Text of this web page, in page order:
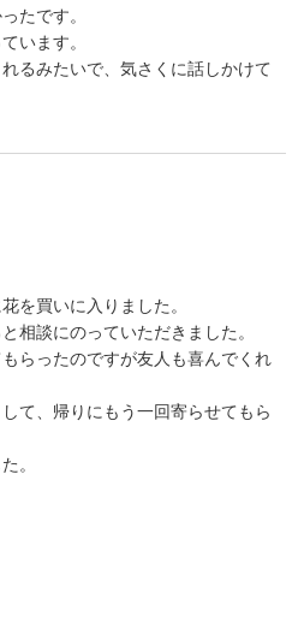
たです。
います。
るみたいで、気さくに話しかけて
を買いに入りました。
相談にのっていただきました。
らったのですが友人も喜んでくれ
て、帰りにもう一回寄らせてもら
。